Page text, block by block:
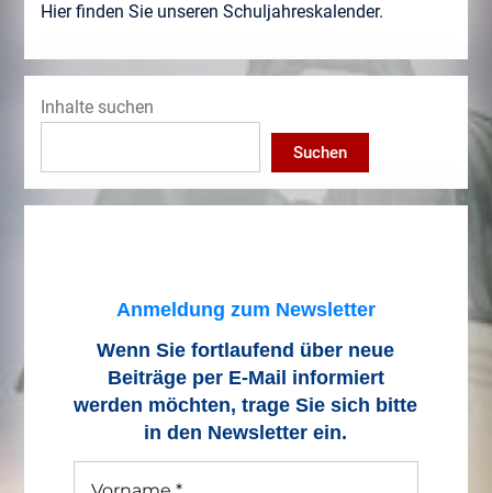
Hier finden Sie unseren Schuljahreskalender.
Inhalte suchen
Suchen
Anmeldung zum Newsletter
Wenn Sie fortlaufend über neue
Beiträge per E-Mail informiert
werden möchten, trage Sie sich bitte
in den Newsletter ein.